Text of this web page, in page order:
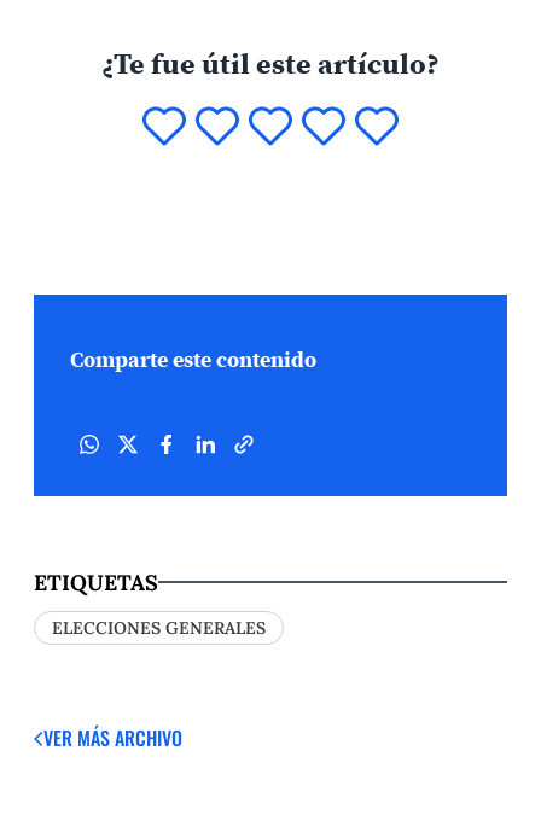
¿Te fue útil este artículo?
Comparte este contenido
ETIQUETAS
ELECCIONES GENERALES
VER MÁSARCHIVO